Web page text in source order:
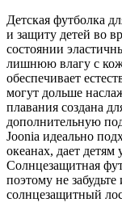
Детская футболка
и защиту детей во
состоянии
лишнюю влагу с
обеспечивает
могут дольше
плавания создана
дополнительную
Joonia идеально
океанах, дает детям
Солнцезащитная
поэтому не
солнцезащитный